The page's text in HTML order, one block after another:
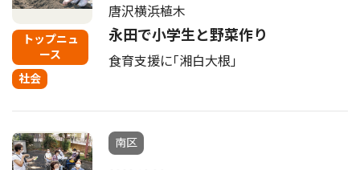
トップニュ
ース
社会
唐沢横浜植木
永田で小学生と野菜作り
食育支援に｢湘白大根｣
南区